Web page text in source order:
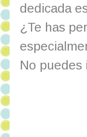
dedicada
¿Te has
No puedes